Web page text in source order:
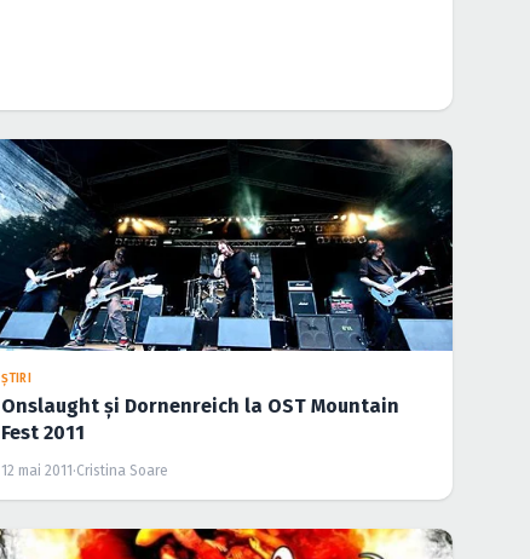
ŞTIRI
Onslaught şi Dornenreich la OST Mountain
Fest 2011
12 mai 2011 ·Cristina Soare